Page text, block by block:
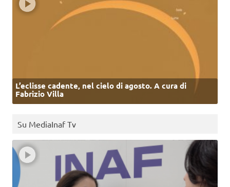
L’eclisse cadente, nel cielo di agosto. A cura di
Fabrizio Villa
Su MediaInaf Tv